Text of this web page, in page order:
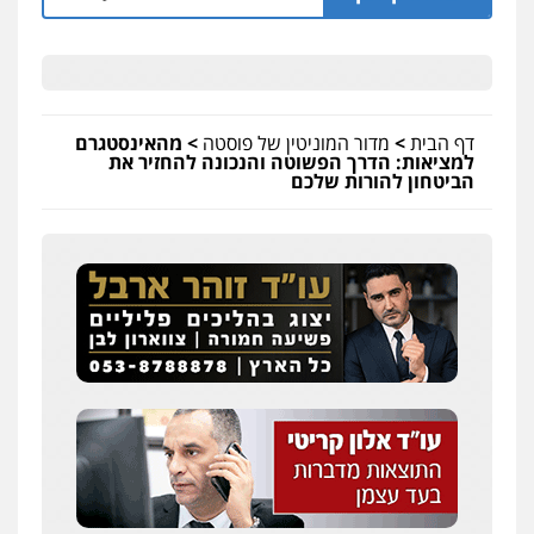
דף הבית> מדור המוניטין של פוסטה > מהאינסטגרם
למציאות: הדרך הפשוטה והנכונה להחזיר את
הביטחון להורות שלכם